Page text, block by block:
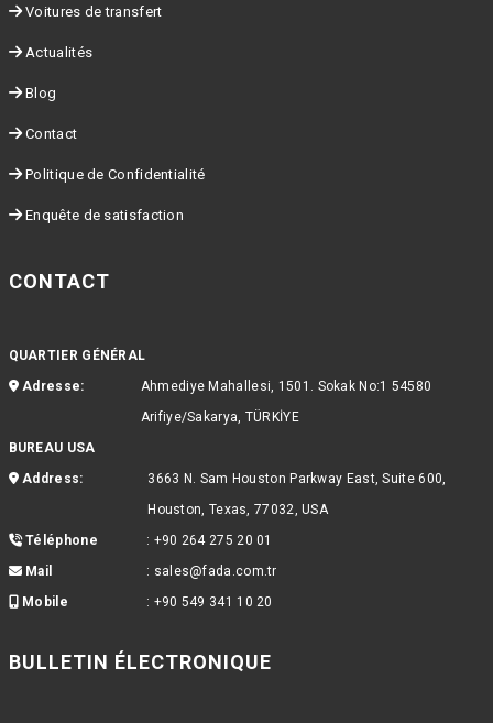
Voitures de transfert
Actualités
Blog
Contact
Politique de Confidentialité
Enquête de satisfaction
CONTACT
QUARTIER GÉNÉRAL
Adresse:
Ahmediye Mahallesi, 1501. Sokak No:1 54580
Arifiye/Sakarya, TÜRKİYE
BUREAU USA
Address:
3663 N. Sam Houston Parkway East, Suite 600,
Houston, Texas, 77032, USA
Téléphone
: +90 264 275 20 01
Mail
: sales@fada.com.tr
Mobile
: +90 549 341 10 20
BULLETIN ÉLECTRONIQUE